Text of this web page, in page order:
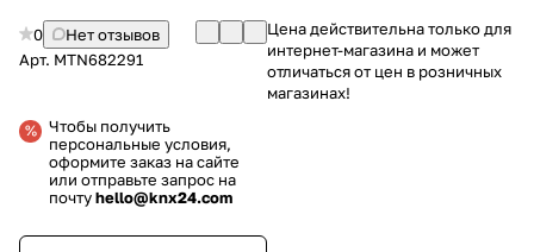
0
Нет отзывов
Арт. MTN682291
Чтобы получить
персональные условия,
оформите заказ на сайте
или отправьте запрос на
почтуhello@knx24.com
Цена действительна только для
интернет-магазина и может
отличаться от цен в розничных
магазинах!